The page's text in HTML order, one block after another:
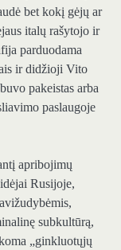
bet kokį gėjų ar
italų rašytojo ir
parduodama
ir didžioji Vito
buvo pakeistas arba
paslaugoje
apribojimų
Rusijoje,
subkultūrą,
„ginkluotųjų